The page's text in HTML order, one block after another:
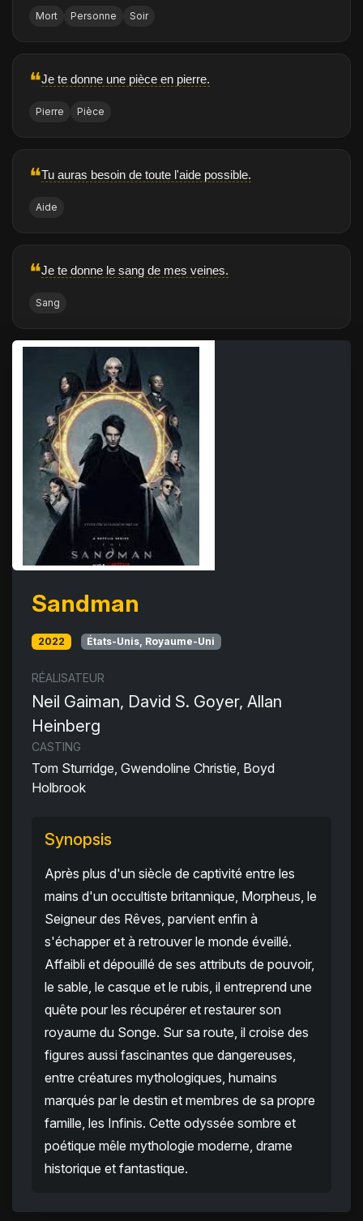
Mort Personne Soir
❝Je te donne une pièce en pierre.
Pierre Pièce
❝Tu auras besoin de toute l'aide possible.
Aide
❝Je te donne le sang de mes veines.
Sang
Sandman
2022 États-Unis, Royaume-Uni
RÉALISATEUR
Neil Gaiman, David S. Goyer, Allan
Heinberg
CASTING
Tom Sturridge, Gwendoline Christie, Boyd
Holbrook
Synopsis
Après plus d'un siècle de captivité entre les
mains d'un occultiste britannique, Morpheus, le
Seigneur des Rêves, parvient enfin à
s'échapper et à retrouver le monde éveillé.
Affaibli et dépouillé de ses attributs de pouvoir,
le sable, le casque et le rubis, il entreprend une
quête pour les récupérer et restaurer son
royaume du Songe. Sur sa route, il croise des
figures aussi fascinantes que dangereuses,
entre créatures mythologiques, humains
marqués par le destin et membres de sa propre
famille, les Infinis. Cette odyssée sombre et
poétique mêle mythologie moderne, drame
historique et fantastique.